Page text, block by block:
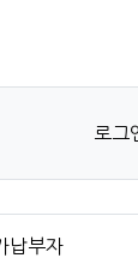
로그
납부자